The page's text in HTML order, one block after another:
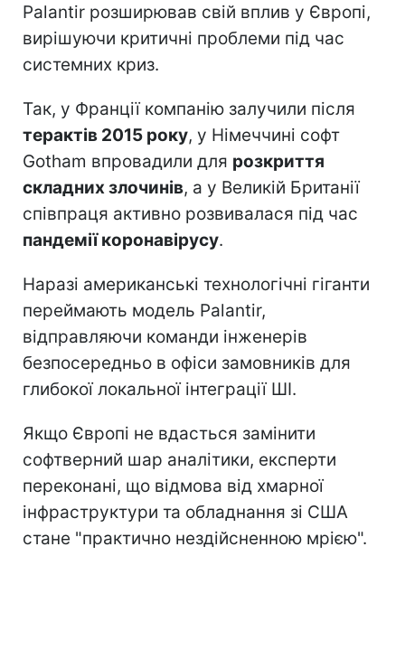
Palantir розширював свій вплив у Європі,
вирішуючи критичні проблеми під час
системних криз.
Так, у Франції компанію залучили після
терактів 2015 року, у Німеччині софт
Gotham впровадили для розкриття
складних злочинів, а у Великій Британії
співпраця активно розвивалася під час
пандемії коронавірусу.
Наразі американські технологічні гіганти
переймають модель Palantir,
відправляючи команди інженерів
безпосередньо в офіси замовників для
глибокої локальної інтеграції ШІ.
Якщо Європі не вдасться замінити
софтверний шар аналітики, експерти
переконані, що відмова від хмарної
інфраструктури та обладнання зі США
стане "практично нездійсненною мрією".